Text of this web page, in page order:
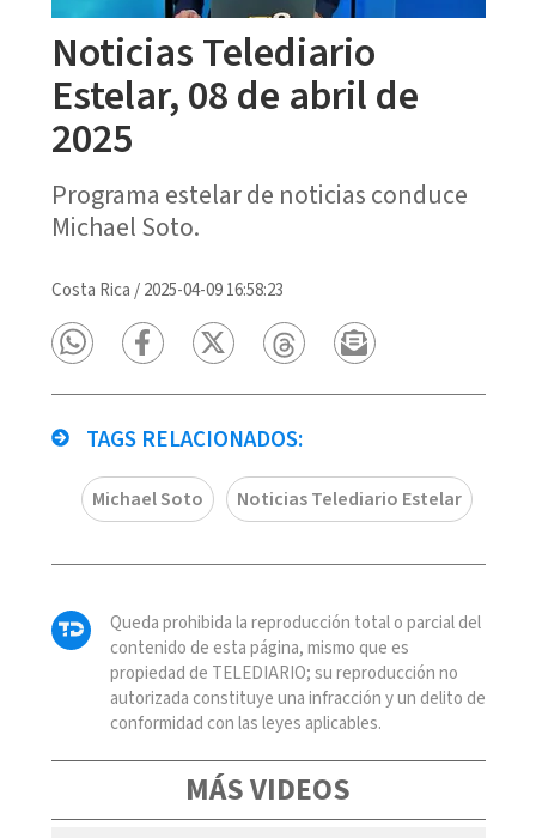
Noticias Telediario
Estelar, 08 de abril de
2025
Programa estelar de noticias conduce
Michael Soto.
Costa Rica /2025-04-09 16:58:23
TAGS RELACIONADOS:
Michael Soto Noticias Telediario Estelar
Queda prohibida la reproducción total o parcial del
contenido de esta página, mismo que es
propiedad de TELEDIARIO; su reproducción no
autorizada constituye una infracción y un delito de
conformidad con las leyes aplicables.
MÁS VIDEOS